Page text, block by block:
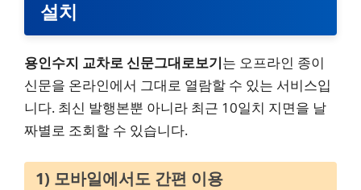
설치
용인수지 교차로 신문그대로보기는 오프라인 종이
신문을 온라인에서 그대로 열람할 수 있는 서비스입
니다. 최신 발행본뿐 아니라 최근 10일치 지면을 날
짜별로 조회할 수 있습니다.
1) 모바일에서도 간편 이용